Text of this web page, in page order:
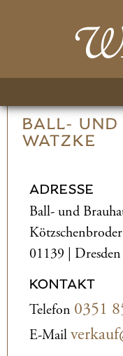
BALL- UND­
WATZKE
ADRESSE
Ball- und­
01139 | Dresden
KONTAKT
Telefon 0351
E-Mail